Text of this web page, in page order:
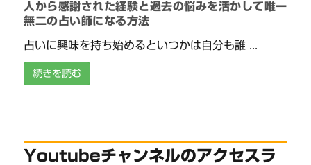
人から感謝された経験と過去の悩みを活かして唯一
無二の占い師になる方法
占いに興味を持ち始めるといつかは自分も誰 ...
続きを読む
Youtubeチャンネルのアクセスラ